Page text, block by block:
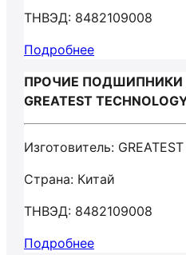
ТНВЭД: 8482109008
Подробнее
ПРОЧИЕ
GREATEST
Изготовитель:
Страна: Китай
ТНВЭД: 8482109008
Подробнее